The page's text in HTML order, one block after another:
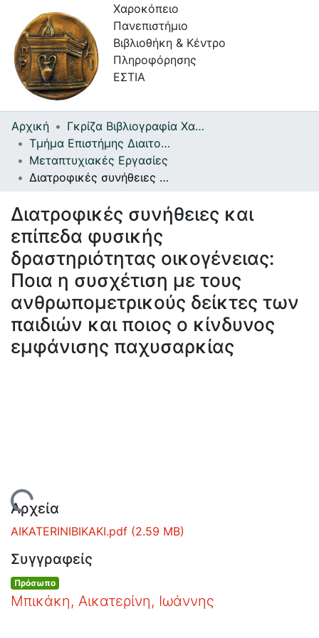
Χαροκόπειο
Πανεπιστήμιο
Βιβλιοθήκη & Κέντρο
Πληροφόρησης
ΕΣΤΙΑ
Συλλογές
Πλοήγηση στην Εστία
Πληροφορίες
Επικοινωνία
Υπηρεσίες
Αυτοαπόθεσης
Ανοιχτά
Δεδομένα
Αρχική
Γκρίζα Βιβλιογραφία Χαροκοπείου Πανεπιστημίου
Τμήμα Επιστήμης Διαιτολογίας-Διατροφής
Μεταπτυχιακές Εργασίες
Διατροφικές συνήθειες και επίπεδα φυσικής δραστηριότητας οικογένειας: Ποια η συσχέτιση με τους ανθρωπομετρικούς δείκτες των παιδιών και ποιος ο κίνδυνος εμφάνισης παχυσαρκίας
Διατροφικές συνήθειες και
επίπεδα φυσικής
δραστηριότητας οικογένειας:
Ποια η συσχέτιση με τους
ανθρωπομετρικούς δείκτες των
παιδιών και ποιος ο κίνδυνος
εμφάνισης παχυσαρκίας
Φόρτωση...
Αρχεία
AIKATERINIBIKAKI.pdf (2.59 MB)
Συγγραφείς
Πρόσωπο
Μπικάκη, Αικατερίνη, Ιωάννης